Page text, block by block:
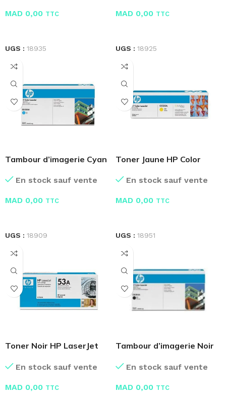
MAD 0,00 TTC
UGS : 18935
MAD 0,00 TTC
UGS : 18925
Tambour d’imagerie Cyan
En stock sauf vente
MAD 0,00 TTC
UGS : 18909
Toner Jaune HP Color
En stock sauf vente
MAD 0,00 TTC
UGS : 18951
Toner Noir HP LaserJet
En stock sauf vente
MAD 0,00 TTC
Tambour d’imagerie Noir
En stock sauf vente
MAD 0,00 TTC